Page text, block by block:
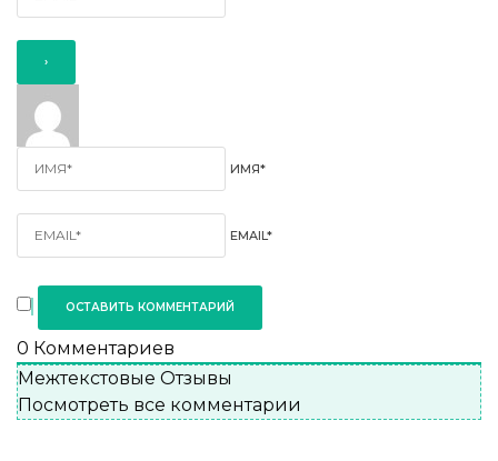
ИМЯ*
EMAIL*
0 Комментариев
Межтекстовые Отзывы
Посмотреть все комментарии